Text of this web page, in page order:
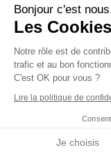
Bonjour c'est
Les Cookies
Notre rôle est de
trafic et au bon
C'est OK pour vous ?
Lire la politique de
Je choisis